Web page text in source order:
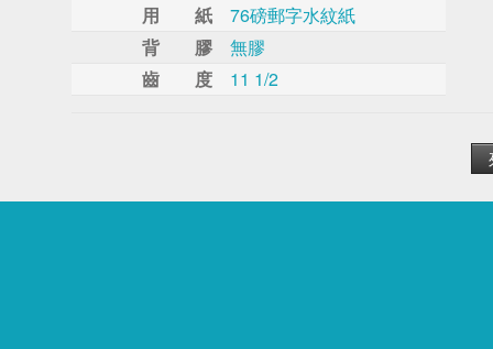
用 紙
76磅郵字水紋紙
背 膠
無膠
齒 度
11 1/2